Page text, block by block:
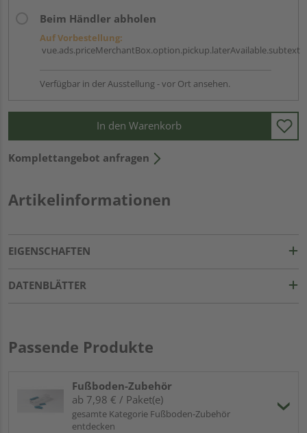
Beim Händler abholen
Auf Vorbestellung:
vue.ads.priceMerchantBox.option.pickup.laterAvailable.subtext
Verfügbar in der Ausstellung - vor Ort ansehen.
In den Warenkorb
Komplettangebot anfragen
Artikelinformationen
EIGENSCHAFTEN
DATENBLÄTTER
Passende Produkte
Fußboden-Zubehör
ab 7,98 € / Paket(e)
gesamte Kategorie Fußboden-Zubehör
entdecken